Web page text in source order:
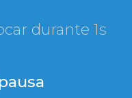
durante 1s